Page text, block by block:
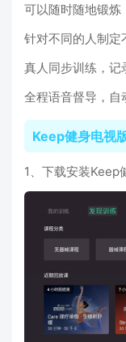
可以随时随地锻炼
针对不同的人制定
真人同步训练，记
全程语音督导，自
Keep健身电视
1、下载安装Keep